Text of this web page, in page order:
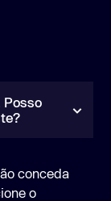
Posso
conceda
o